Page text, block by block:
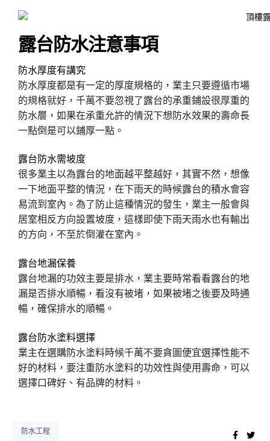
露台防水注意事項
防水厚度有講究
防水厚度都是有一定的厚度規格的，業主只要遵循市場
的規格就好，千萬不要忽視了露台的承重鋪設很厚重的
防水層，如果在承重允許的情況下想防水效果的壽命長
一點倒是可以鋪厚一點。
露台防水需坡度
很多業主以為露台的地面越平整越好，其實不然，想像
一下地面平整的情況，在下雨天的時候露台的積水會容
易流到室內。為了防止這種情況的發生，業主一般會與
居室相反方向設置坡度，這樣即使下雨天雨水也有輸出
的方向，不至於倒灌在室內。
露台地漏保養
露台地漏的功效主要是排水，業主要時常看看露台的地
漏是否排水順暢，看沒有被堵，如果被堵之後要及時通
暢，確保排水的順暢。
露台防水塗料選擇
業主在選購防水塗料時候千萬不要貪圖便宜選擇性能不
好的材料，要注重防水塗料的功效性與使用壽命，可以
選擇口碑好、有品牌的材料。
防水工程